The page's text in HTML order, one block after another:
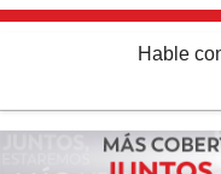
Hable